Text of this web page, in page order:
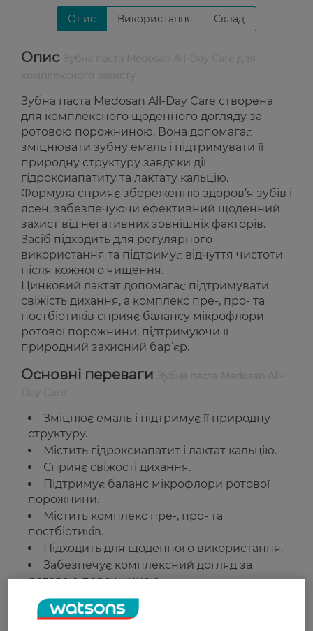
Опис Використання Склад
Опис
Зубна паста Medosan All-Day Care створена
для комплексного щоденного догляду за
ротовою порожниною. Вона допомагає
зміцнювати зубну емаль і підтримувати її
природну структуру завдяки дії
гідроксиапатиту та лактату кальцію.
Формула сприяє збереженню здоров’я зубів і
ясен, забезпечуючи ефективний щоденний
захист від негативних зовнішніх факторів.
Засіб підходить для регулярного
використання та підтримує відчуття чистоти
після кожного чищення.
Цинковий лактат допомагає підтримувати
свіжість дихання, а комплекс пре-, про- та
постбіотиків сприяє балансу мікрофлори
ротової порожнини, підтримуючи її
природний захисний бар’єр.
Основні переваги
Зміцнює емаль і підтримує її природну
структуру.
Містить гідроксиапатит і лактат кальцію.
Сприяє свіжості дихання.
Підтримує баланс мікрофлори ротової
порожнини.
Містить комплекс пре-, про- та
постбіотиків.
Підходить для щоденного використання.
Забезпечує комплексний догляд за
ротовою порожниною.
Країна-виробник: